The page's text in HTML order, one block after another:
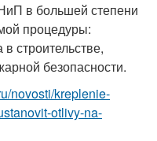
в большей степени
процедуры:
строительстве,
безопасности.
novosti/kreplenie-
otlivy-na-